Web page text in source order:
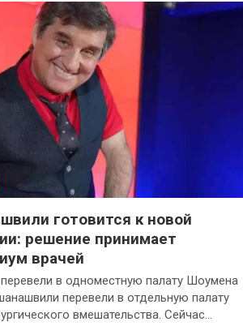
готовится к новой
решение принимает
врачей
в одноместную палату Шоумена
перевели в отдельную палату
вмешательства. Сейчас…